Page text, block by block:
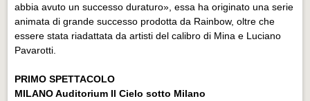
abbia avuto un successo duraturo», essa ha originato una serie
animata di grande successo prodotta da Rainbow, oltre che
essere stata riadattata da artisti del calibro di Mina e Luciano
Pavarotti.
PRIMO SPETTACOLO
MILANO Auditorium Il Cielo sotto Milano